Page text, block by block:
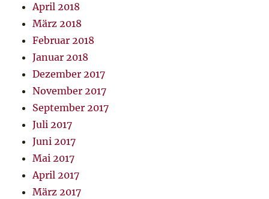
April 2018
März 2018
Februar 2018
Januar 2018
Dezember 2017
November 2017
September 2017
Juli 2017
Juni 2017
Mai 2017
April 2017
März 2017